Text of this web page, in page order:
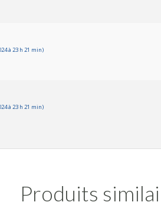
à 23 h 21 min)
à 23 h 21 min)
Produits